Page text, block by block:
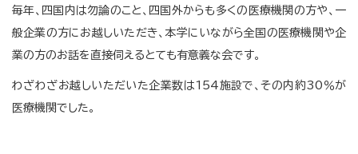
毎年、四国内は勿論のこと、四国外からも多くの医療機関の方や、一
般企業の方にお越しいただき、本学にいながら全国の医療機関や企
業の方のお話を直接伺えるとても有意義な会です。
わざわざお越しいただいた企業数は154施設で、その内約30％が
医療機関でした。